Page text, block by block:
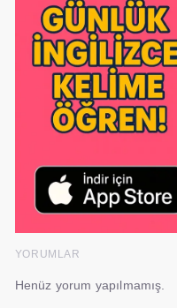
YORUMLAR
Henüz yorum yapılmamış.